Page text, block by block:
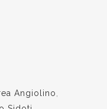
Angiolino